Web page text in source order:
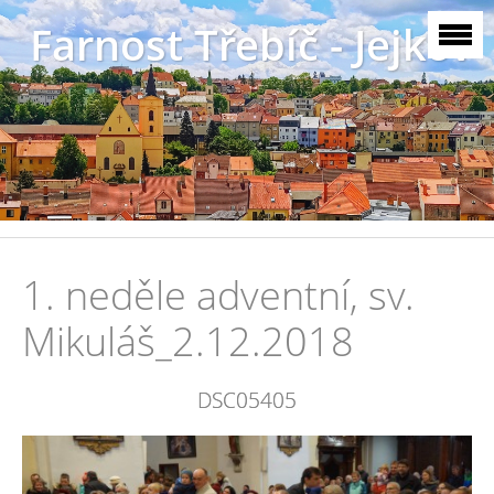
Farnost Třebíč - Jejkov
1. neděle adventní, sv.
Mikuláš_2.12.2018
DSC05405